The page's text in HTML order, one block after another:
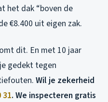
het dak “boven de
€8.400 uit eigen zak.
dit. En met 10 jaar
gedekt tegen
Wil je zekerheid
31. We inspecteren gratis